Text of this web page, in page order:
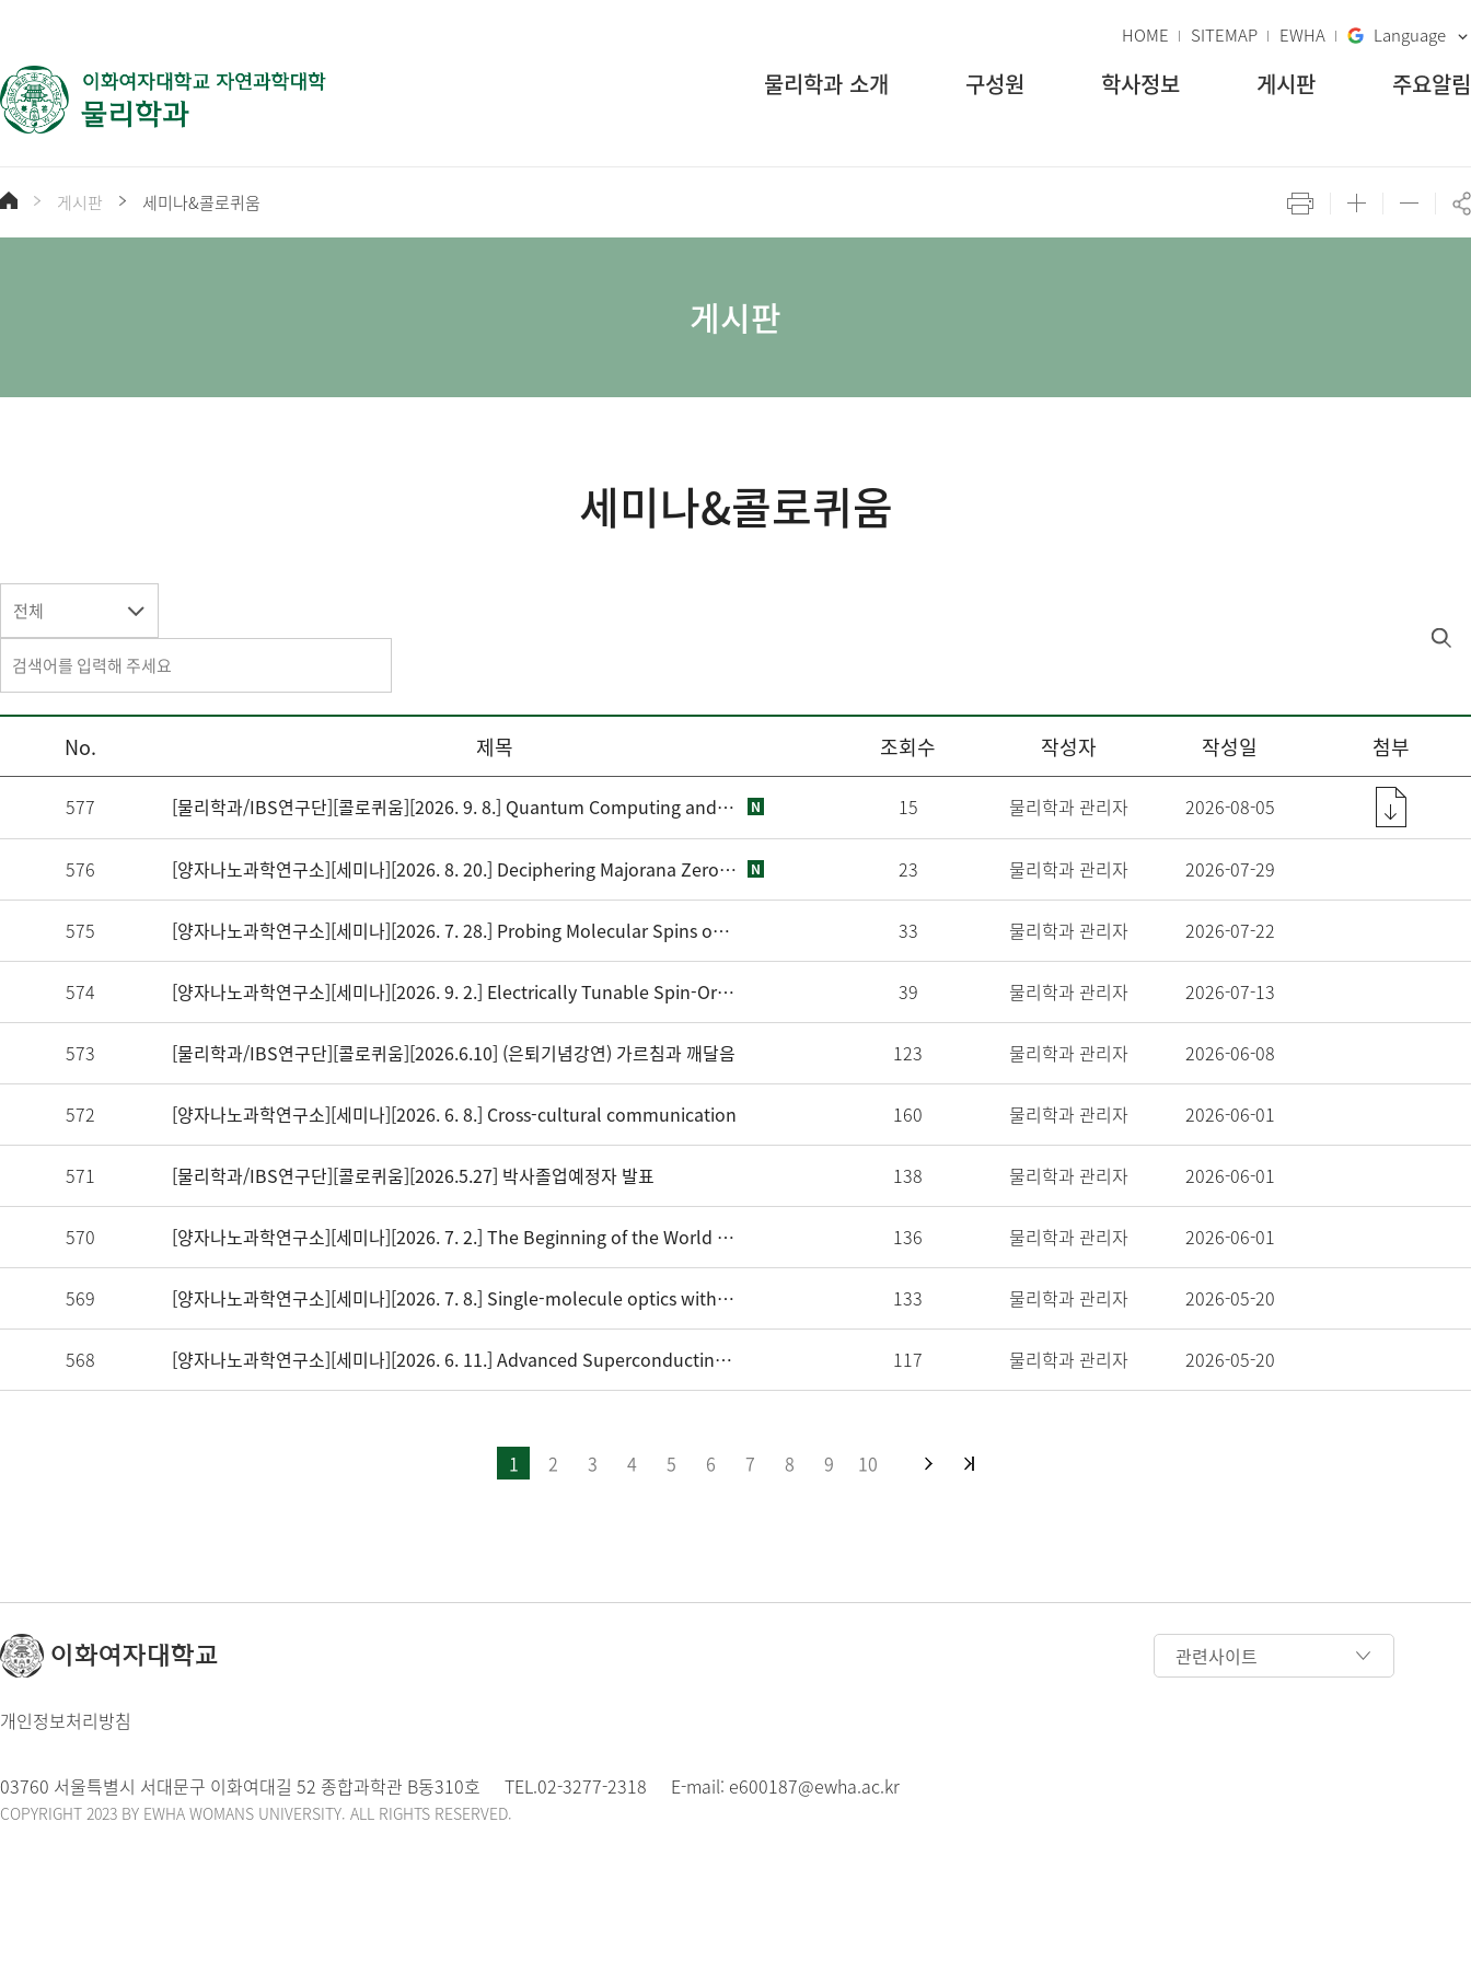
HOME SITEMAP EWHA Language
물리학과 소개 구성원 학사정보 게시판 주요알림
게시판 세미나&콜로퀴움
게시판
세미나&콜로퀴움
전체
No. 제목 조회수 작성자 작성일 첨부
577 [물리학과/IBS연구단][콜로퀴움][2026. 9. 8.] Quantum Computing and Simulation with Atomic Ions N 15 물리학과 관리자 2026-08-05
576 [양자나노과학연구소][세미나][2026. 8. 20.] Deciphering Majorana Zero Modes in Topological Superconductor FeTe0.55Se0.45 with Machine N 23 물리학과 관리자 2026-07-29
575 [양자나노과학연구소][세미나][2026. 7. 28.] Probing Molecular Spins on Superconducting Pb(111) Using Scanning Tunneling Microscopy 33 물리학과 관리자 2026-07-22
574 [양자나노과학연구소][세미나][2026. 9. 2.] Electrically Tunable Spin-Orbit Coupled Photonic Structures in Liquid Crystal Microcavitie 39 물리학과 관리자 2026-07-13
573 [물리학과/IBS연구단][콜로퀴움][2026.6.10] (은퇴기념강연) 가르침과 깨달음 123 물리학과 관리자 2026-06-08
572 [양자나노과학연구소][세미나][2026. 6. 8.] Cross-cultural communication 160 물리학과 관리자 2026-06-01
571 [물리학과/IBS연구단][콜로퀴움][2026.5.27] 박사졸업예정자 발표 138 물리학과 관리자 2026-06-01
570 [양자나노과학연구소][세미나][2026. 7. 2.] The Beginning of the World and the Passing of Time 136 물리학과 관리자 2026-06-01
569 [양자나노과학연구소][세미나][2026. 7. 8.] Single-molecule optics with atomic precision 133 물리학과 관리자 2026-05-20
568 [양자나노과학연구소][세미나][2026. 6. 11.] Advanced Superconducting Magnet and Cryogenic Solutions for Quantum and Scientific Applic 117 물리학과 관리자 2026-05-20
1 2 3 4 5 6 7 8 9 10
이화여자대학교 관련사이트
개인정보처리방침
03760 서울특별시 서대문구 이화여대길 52 종합과학관 B동310호 TEL.02-3277-2318 E-mail: e600187@ewha.ac.kr
COPYRIGHT 2023 BY EWHA WOMANS UNIVERSITY. ALL RIGHTS RESERVED.